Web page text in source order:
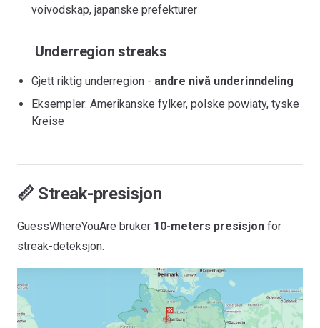
voivodskap, japanske prefekturer
Underregion streaks
Gjett riktig underregion - andre nivå underinndeling
Eksempler: Amerikanske fylker, polske powiaty, tyske
Kreise
📏 Streak-presisjon
GuessWhereYouAre bruker 10-meters presisjon for
streak-deteksjon.